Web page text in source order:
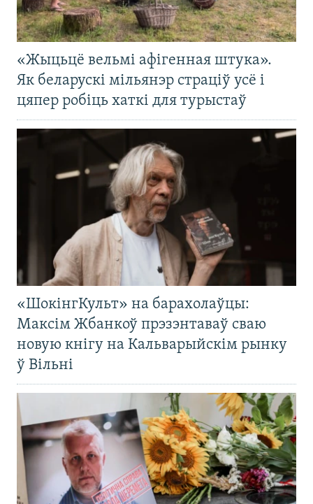
«Жыцьцё вельмі афігенная штука».
Як беларускі мільянэр страціў усё і
цяпер робіць хаткі для турыстаў
«ШокінгКульт» на барахолаўцы:
Максім Жбанкоў прэзэнтаваў сваю
новую кнігу на Кальварыйскім рынку
ў Вільні